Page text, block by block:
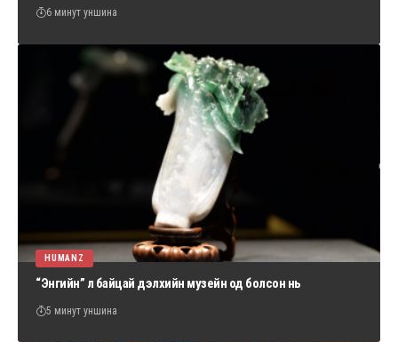
6 минут уншина
HUMANZ
“Энгийн” л байцай дэлхийн музейн од болсон нь
5 минут уншина